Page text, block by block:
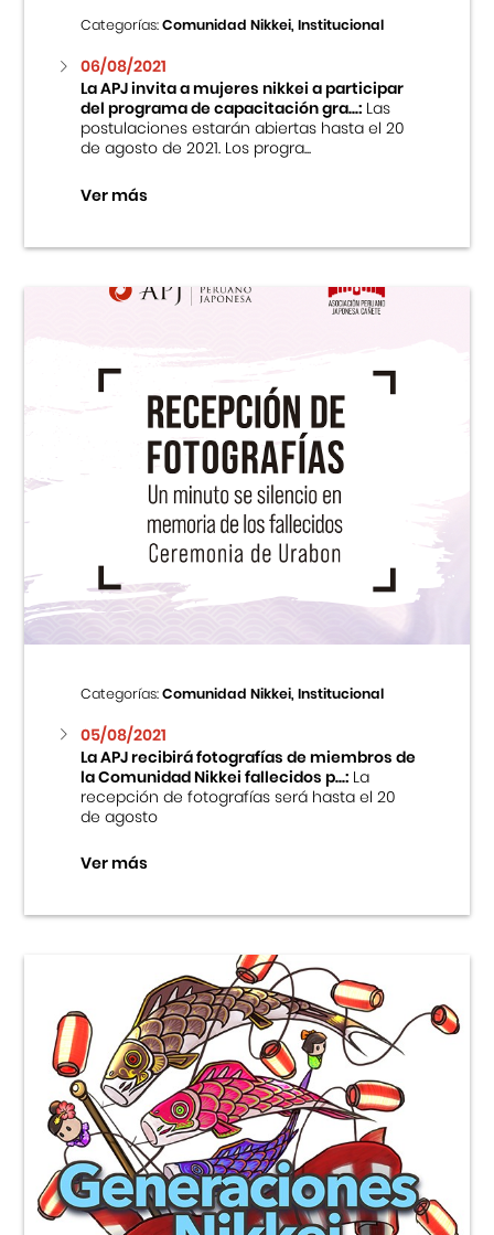
Categorías:Comunidad Nikkei, Institucional
06/08/2021
La APJ invita a mujeres nikkei a participar
del programa de capacitación gra...:Las
postulaciones estarán abiertas hasta el 20
de agosto de 2021. Los progra...
Ver más
Categorías:Comunidad Nikkei, Institucional
05/08/2021
La APJ recibirá fotografías de miembros de
la Comunidad Nikkei fallecidos p...:La
recepción de fotografías será hasta el 20
de agosto
Ver más